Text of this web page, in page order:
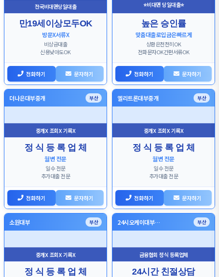
전국비대면당일대출
만19세이상모두OK
방문X서류X
비상금대출
신용낮아도OK
전화하기 문자하기
⭐비대면 당일대출⭐
높은 승인률
맞춤대출로입금은빠르게
상환은천천히OK
전화문자OK간편서류OK
전화하기 문자하기
더나은대부중개 부산
중개X 조회X 기록X
정 식 등 록 업 체
월변 전문
일수 전문
추가대출 전문
전화하기 문자하기
엘리트론대부중개 부산
중개X 조회X 기록X
정 식 등 록 업 체
월변 전문
일수 전문
추가대출 전문
전화하기 문자하기
소원대부 부산
중개X 조회X 기록X
정 식 등 록 업 체
24시오케이대부… 부산
금융협회 정식 등록업체
24시간 친절상담